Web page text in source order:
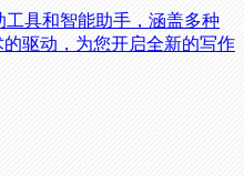
具和智能助手，涵盖多种
驱动，为您开启全新的写作